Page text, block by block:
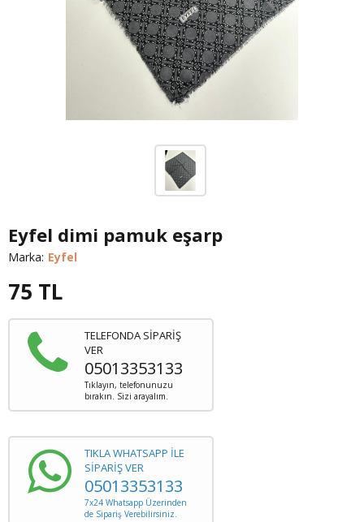
Eyfel dimi pamuk eşarp
Marka: Eyfel
75 TL
TELEFONDA SİPARİŞ
VER
05013353133
Tıklayın, telefonunuzu
bırakın. Sizi arayalım.
TIKLA WHATSAPP İLE
SİPARİŞ VER
05013353133
7x24 Whatsapp Üzerinden
de Sipariş Verebilirsiniz.